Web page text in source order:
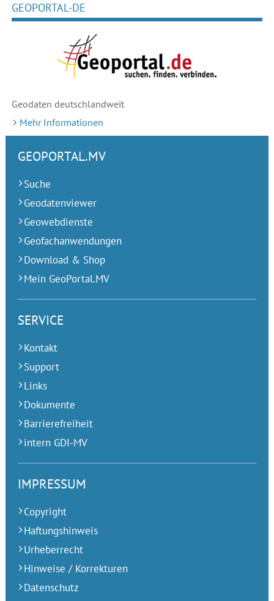
GEOPORTAL-DE
Geodaten deutschlandweit
Mehr Informationen
GEOPORTAL.MV
Suche
Geodatenviewer
Geowebdienste
Geofachanwendungen
Download & Shop
Mein GeoPortal.MV
SERVICE
Kontakt
Support
Links
Dokumente
Barrierefreiheit
intern GDI-MV
IMPRESSUM
Copyright
Haftungshinweis
Urheberrecht
Hinweise / Korrekturen
Datenschutz